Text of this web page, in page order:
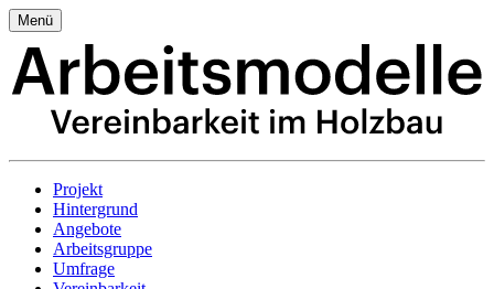
Menü
Projekt
Hintergrund
Angebote
Arbeitsgruppe
Umfrage